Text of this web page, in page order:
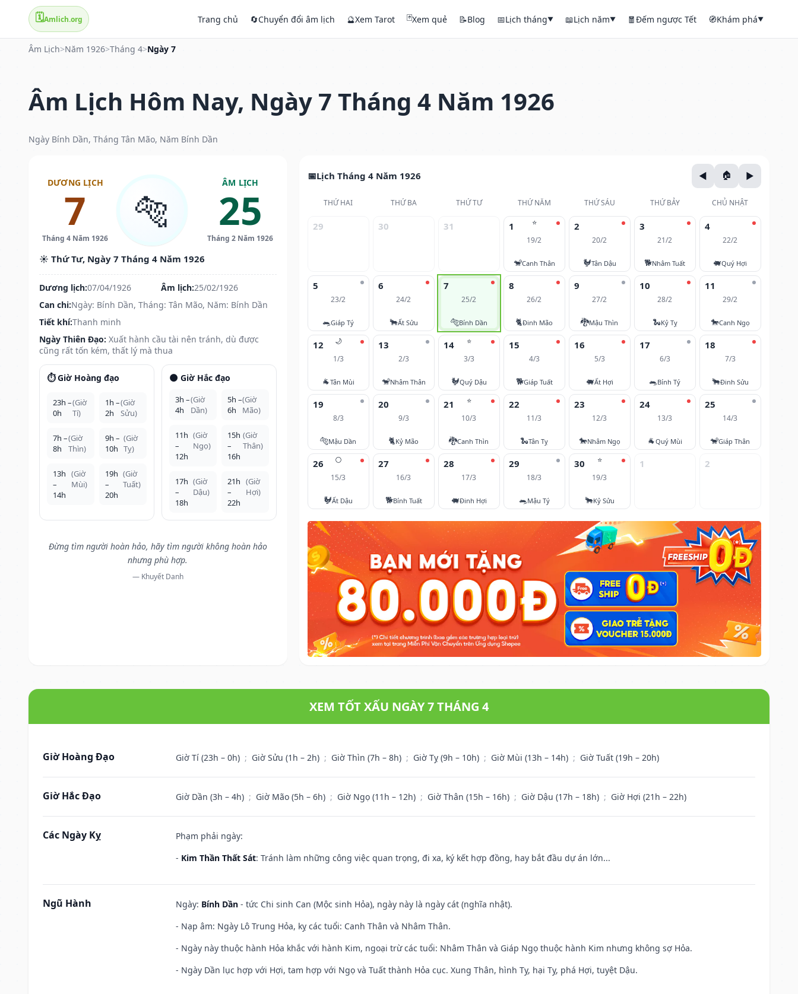
🗓️Amlich.org Trang chủ 🔄Chuyển đổi âm lịch 🔮Xem Tarot 🃏Xem quẻ 📝Blog 📅Lịch tháng▼ 📖Lịch năm▼ 🧧Đếm ngược Tết 🧭Khám phá▼
Âm Lịch>Năm 1926>Tháng 4>Ngày 7
Âm Lịch Hôm Nay, Ngày 7 Tháng 4 Năm 1926
Ngày Bính Dần, Tháng Tân Mão, Năm Bính Dần
DƯƠNG LỊCH
7
Tháng 4 Năm 1926
🐅
ÂM LỊCH
25
Tháng 2 Năm 1926
☀️ Thứ Tư, Ngày 7 Tháng 4 Năm 1926
Dương lịch:07/04/1926 Âm lịch:25/02/1926
Can chi:Ngày: Bính Dần, Tháng: Tân Mão, Năm: Bính Dần
Tiết khí:Thanh minh
Ngày Thiên Đạo: Xuất hành cầu tài nên tránh, dù được
cũng rất tốn kém, thất lý mà thua
⏱️ Giờ Hoàng đạo
23h –
0h
(Giờ
Tí)
1h –
2h
(Giờ
Sửu)
7h –
8h
(Giờ
Thìn)
9h –
10h
(Giờ
Tỵ)
13h
–
14h
(Giờ
Mùi)
19h
–
20h
(Giờ
Tuất)
🌑 Giờ Hắc đạo
3h –
4h
(Giờ
Dần)
5h –
6h
(Giờ
Mão)
11h
–
12h
(Giờ
Ngọ)
15h
–
16h
(Giờ
Thân)
17h
–
18h
(Giờ
Dậu)
21h
–
22h
(Giờ
Hợi)
Đừng tìm người hoàn hảo, hãy tìm người không hoàn hảo
nhưng phù hợp.
— Khuyết Danh
Lịch Tháng 4 Năm 1926
THỨ HAI THỨ BA THỨ TƯ THỨ NĂM THỨ SÁU THỨ BẢY CHỦ NHẬT
29 30 31 ⭐
1
19/2
🐒Canh Thân
2
20/2
🐓Tân Dậu
3
21/2
🐕Nhâm Tuất
4
22/2
🐖Quý Hợi
5
23/2
🐀Giáp Tý
6
24/2
🐂Ất Sửu
7
25/2
🐅Bính Dần
8
26/2
🐈Đinh Mão
9
27/2
🐉Mậu Thìn
10
28/2
🐍Kỷ Tỵ
11
29/2
🐎Canh Ngọ
🌙
12
1/3
🐐Tân Mùi
13
2/3
🐒Nhâm Thân
⭐
14
3/3
🐓Quý Dậu
15
4/3
🐕Giáp Tuất
16
5/3
🐖Ất Hợi
17
6/3
🐀Bính Tý
18
7/3
🐂Đinh Sửu
19
8/3
🐅Mậu Dần
20
9/3
🐈Kỷ Mão
⭐
21
10/3
🐉Canh Thìn
22
11/3
🐍Tân Tỵ
23
12/3
🐎Nhâm Ngọ
24
13/3
🐐Quý Mùi
25
14/3
🐒Giáp Thân
🌕
26
15/3
🐓Ất Dậu
27
16/3
🐕Bính Tuất
28
17/3
🐖Đinh Hợi
29
18/3
🐀Mậu Tý
⭐
30
19/3
🐂Kỷ Sửu
1 2
XEM TỐT XẤU NGÀY 7 THÁNG 4
Giờ Hoàng Đạo Giờ Tí (23h – 0h) ; Giờ Sửu (1h – 2h) ; Giờ Thìn (7h – 8h) ; Giờ Tỵ (9h – 10h) ; Giờ Mùi (13h – 14h) ; Giờ Tuất (19h – 20h)
Giờ Hắc Đạo Giờ Dần (3h – 4h) ; Giờ Mão (5h – 6h) ; Giờ Ngọ (11h – 12h) ; Giờ Thân (15h – 16h) ; Giờ Dậu (17h – 18h) ; Giờ Hợi (21h – 22h)
Các Ngày Kỵ
Phạm phải ngày:
- Kim Thần Thất Sát: Tránh làm những công việc quan trọng, đi xa, ký kết hợp đồng, hay bắt đầu dự án lớn...
Ngũ Hành Ngày: Bính Dần - tức Chi sinh Can (Mộc sinh Hỏa), ngày này là ngày cát (nghĩa nhật).
- Nạp âm: Ngày Lô Trung Hỏa, kỵ các tuổi: Canh Thân và Nhâm Thân.
- Ngày này thuộc hành Hỏa khắc với hành Kim, ngoại trừ các tuổi: Nhâm Thân và Giáp Ngọ thuộc hành Kim nhưng không sợ Hỏa.
- Ngày Dần lục hợp với Hợi, tam hợp với Ngọ và Tuất thành Hỏa cục. Xung Thân, hình Tỵ, hại Tỵ, phá Hợi, tuyệt Dậu.